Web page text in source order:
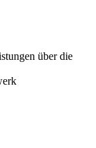
über die